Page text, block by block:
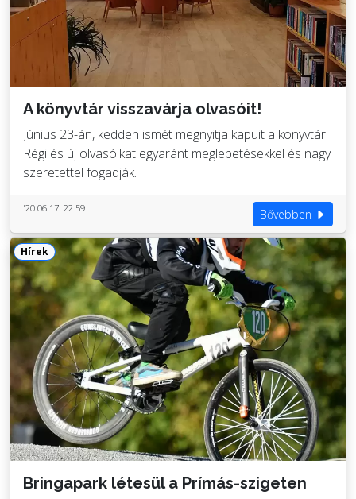
A könyvtár visszavárja olvasóit!
Június 23-án, kedden ismét megnyitja kapuit a könyvtár.
Régi és új olvasóikat egyaránt meglepetésekkel és nagy
szeretettel fogadják.
'20.06.17. 22:59 Bővebben
Hírek
Bringapark létesül a Prímás-szigeten